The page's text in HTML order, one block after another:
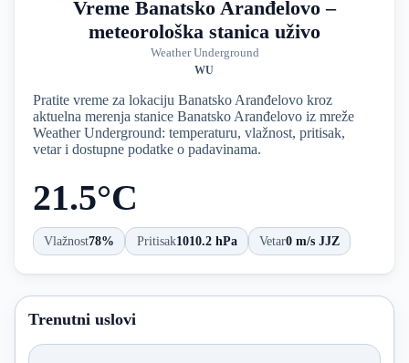
Vreme Banatsko Aranđelovo –
meteorološka stanica uživo
Weather Underground
WU
Pratite vreme za lokaciju Banatsko Aranđelovo kroz
aktuelna merenja stanice Banatsko Aranđelovo iz mreže
Weather Underground: temperaturu, vlažnost, pritisak,
vetar i dostupne podatke o padavinama.
21.5°C
Vlažnost78% Pritisak1010.2 hPa Vetar0 m/s JJZ
Trenutni uslovi